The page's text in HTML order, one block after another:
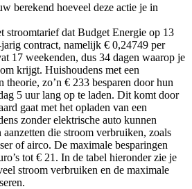
berekend hoeveel deze actie je in
stroomtarief dat Budget Energie op 13
contract, namelijk € 0,24749 per
17 weekenden, dus 34 dagen waarop je
krijgt. Huishoudens met een
theorie, zo’n € 233 besparen door hun
5 uur lang op te laden. Dit komt door
gaat met het opladen van een
zonder elektrische auto kunnen
die stroom verbruiken, zoals
of airco. De maximale besparingen
tot € 21. In de tabel hieronder zie je
stroom verbruiken en de maximale